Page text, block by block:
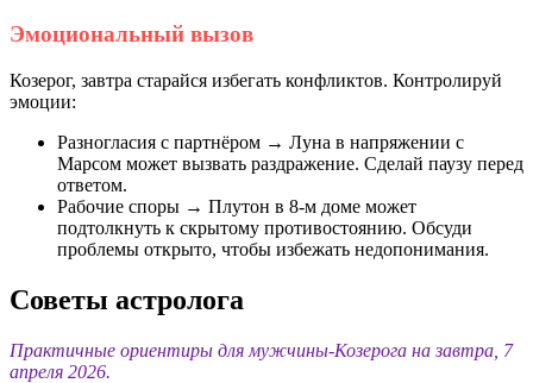
Эмоциональный вызов
Козерог, завтра старайся избегать конфликтов. Контролируй
эмоции:
Разногласия с партнёром → Луна в напряжении с
Марсом может вызвать раздражение. Сделай паузу перед
ответом.
Рабочие споры → Плутон в 8-м доме может
подтолкнуть к скрытому противостоянию. Обсуди
проблемы открыто, чтобы избежать недопонимания.
Советы астролога
Практичные ориентиры для мужчины-Козерога на завтра, 7
апреля 2026.